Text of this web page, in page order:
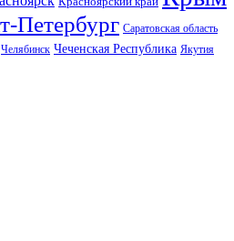
Петербург Саратовская область
Челябинск Чеченская Республика Якутия